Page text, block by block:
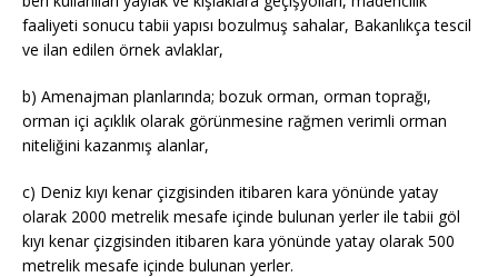
faaliyeti sonucu tabii yapısı bozulmuş sahalar, Bakanlıkça tescil
ve ilan edilen örnek avlaklar,
b) Amenajman planlarında; bozuk orman, orman toprağı,
orman içi açıklık olarak görünmesine rağmen verimli orman
niteliğini kazanmış alanlar,
c) Deniz kıyı kenar çizgisinden itibaren kara yönünde yatay
olarak 2000 metrelik mesafe içinde bulunan yerler ile tabii göl
kıyı kenar çizgisinden itibaren kara yönünde yatay olarak 500
metrelik mesafe içinde bulunan yerler.